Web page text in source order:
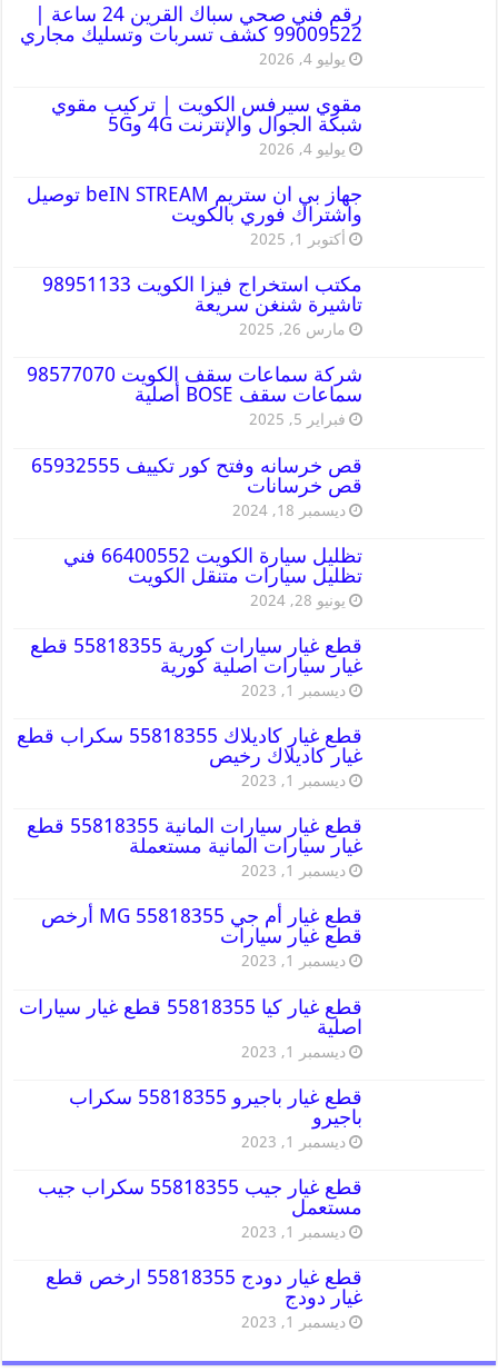
رقم فني صحي سباك القرين 24 ساعة |
99009522 كشف تسربات وتسليك مجاري
يوليو 4, 2026
مقوي سيرفس الكويت | تركيب مقوي
شبكة الجوال والإنترنت 4G و5G
يوليو 4, 2026
جهاز بي ان ستريم beIN STREAM توصيل
واشتراك فوري بالكويت
أكتوبر 1, 2025
مكتب استخراج فيزا الكويت 98951133
تاشيرة شنغن سريعة
مارس 26, 2025
شركة سماعات سقف الكويت 98577070
سماعات سقف BOSE أصلية
فبراير 5, 2025
قص خرسانه وفتح كور تكييف 65932555
قص خرسانات
ديسمبر 18, 2024
تظليل سيارة الكويت 66400552 فني
تظليل سيارات متنقل الكويت
يونيو 28, 2024
قطع غيار سيارات كورية 55818355 قطع
غيار سيارات اصلية كورية
ديسمبر 1, 2023
قطع غيار كاديلاك 55818355 سكراب قطع
غيار كاديلاك رخيص
ديسمبر 1, 2023
قطع غيار سيارات المانية 55818355 قطع
غيار سيارات المانية مستعملة
ديسمبر 1, 2023
قطع غيار أم جي MG 55818355 أرخص
قطع غيار سيارات
ديسمبر 1, 2023
قطع غيار كيا 55818355 قطع غيار سيارات
اصلية
ديسمبر 1, 2023
قطع غيار باجيرو 55818355 سكراب
باجيرو
ديسمبر 1, 2023
قطع غيار جيب 55818355 سكراب جيب
مستعمل
ديسمبر 1, 2023
قطع غيار دودج 55818355 ارخص قطع
غيار دودج
ديسمبر 1, 2023